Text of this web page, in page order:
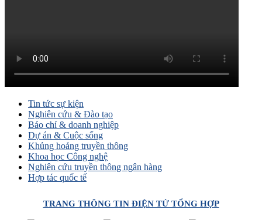
Tin tức sự kiện
Nghiên cứu & Đào tạo
Báo chí & doanh nghiệp
Dự án & Cuộc sống
Khủng hoảng truyền thông
Khoa học Công nghệ
Nghiên cứu truyền thông ngân hàng
Hợp tác quốc tế
TRANG THÔNG TIN ĐIỆN TỬ TỔNG HỢP